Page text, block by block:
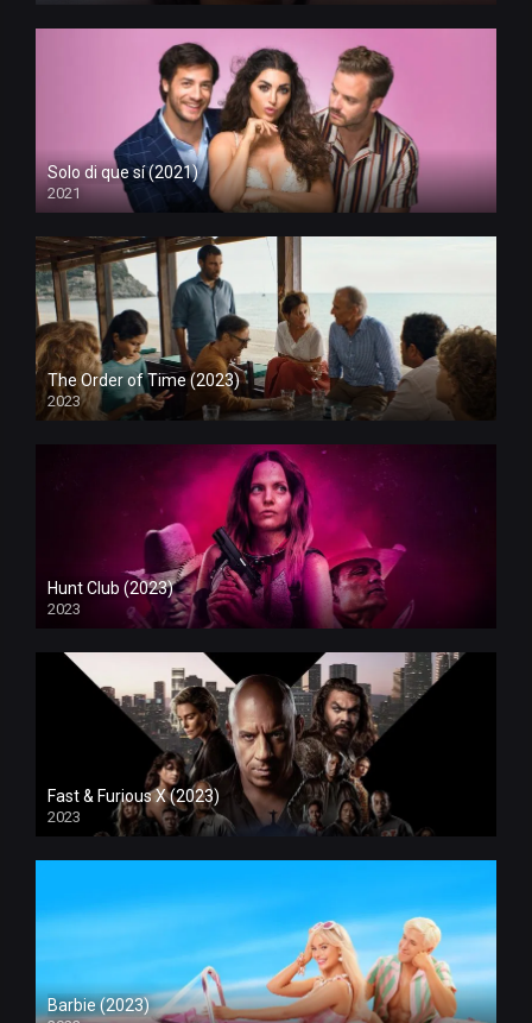
Solo di que sí (2021)
2021
The Order of Time (2023)
2023
Hunt Club (2023)
2023
Fast & Furious X (2023)
2023
Barbie (2023)